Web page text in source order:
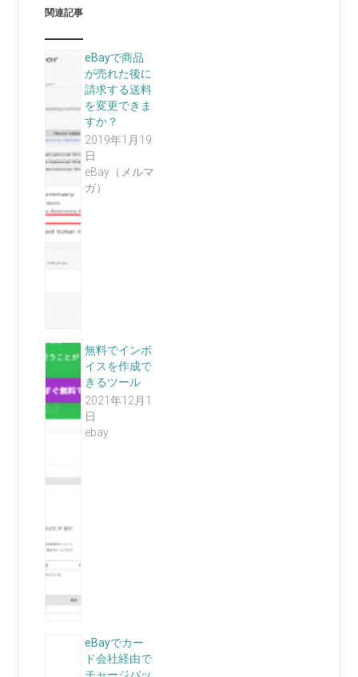
関連記事
eBayで商品
が売れた後に
請求する送料
を変更できま
すか？
2019年1月19
日
eBay（メルマ
ガ）
無料でインボ
イスを作成で
きるツール
2021年12月1
日
ebay
eBayでカー
ド会社経由で